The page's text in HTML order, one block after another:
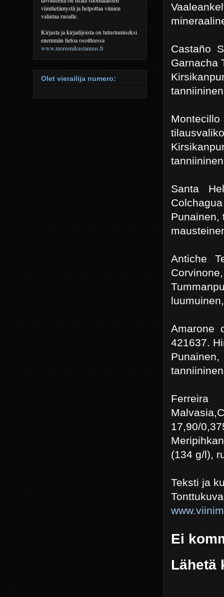
Castaño
Garnacha
Santa
Punainen,
Antiche
Amarone
421637.
17,90/
(134 g/l),
Teksti ja
Ei
Lähetä
viinitietämystä ja helpottaa viinien
valintaa ruoalle.
Kirjasta ja kirjailijoista on tutustumiseksi
enemmän tietoa osoitteessa
www.moreenikustannus.fi
Olet vierailija numero: